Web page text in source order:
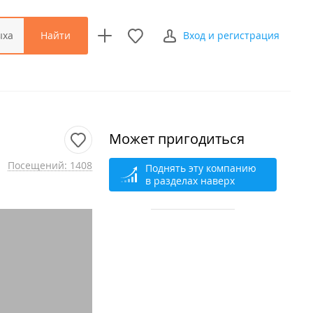
Найти Вход и регистрация
Посещений: 1408
Может пригодиться
Поднять эту компанию
в разделах наверх